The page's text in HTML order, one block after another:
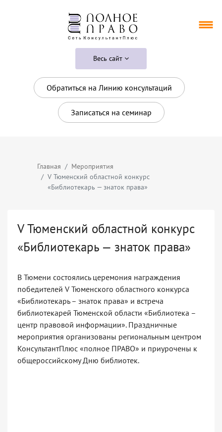
Весь сайт
Обратиться на Линию консультаций
Записаться на семинар
Главная
Мероприятия
V Тюменский областной конкурс
«Библиотекарь — знаток права»
V Тюменский областной конкурс
«Библиотекарь — знаток права»
В Тюмени состоялись церемония награждения
победителей V Тюменского областного конкурса
«Библиотекарь – знаток права» и встреча
библиотекарей Тюменской области «Библиотека –
центр правовой информации». Праздничные
мероприятия организованы региональным центром
КонсультантПлюс «полное ПРАВО» и приурочены к
общероссийскому Дню библиотек.